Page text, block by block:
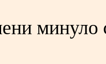
минуло